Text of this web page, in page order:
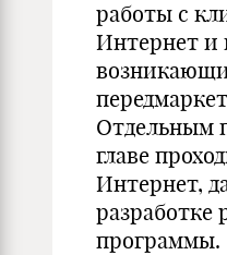
работы с
Интернет и
Отдельным
главе
Интернет,
разработке
программы.